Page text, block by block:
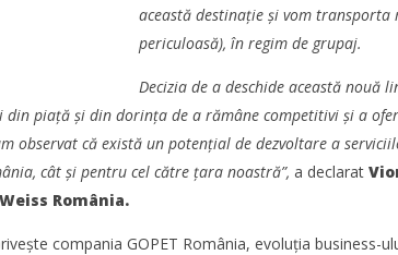
această destinație și vom transporta
periculoasă), în regim de grupaj.
Decizia de a deschide această
piață și din dorința de a rămâne competitivi și a
observat că există un potențial de dezvoltare a
cât și pentru cel către țara noastră”, a declarat
România.
compania GOPET România, evoluția business-